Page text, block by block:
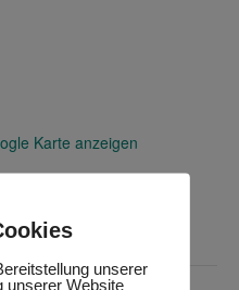
Karte anzeigen
unserer
unserer Website